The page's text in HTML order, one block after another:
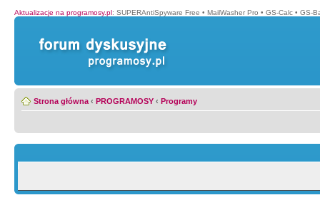
Aktualizacje na programosy.pl: SUPERAntiSpyware Free • MailWasher Pro • GS-Calc • GS-
Strona główna ‹ PROGRAMOSY ‹ Programy